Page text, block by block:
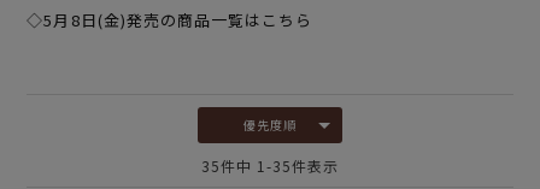
◇5月8日(金)発売の商品一覧はこちら
優先度順
35件中 1 -35件表示